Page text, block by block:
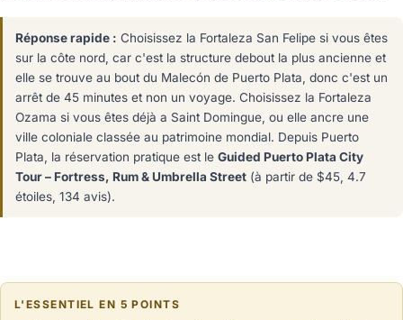
Réponse rapide : Choisissez la Fortaleza San Felipe si vous êtes
sur la côte nord, car c'est la structure debout la plus ancienne et
elle se trouve au bout du Malecón de Puerto Plata, donc c'est un
arrêt de 45 minutes et non un voyage. Choisissez la Fortaleza
Ozama si vous êtes déjà a Saint Domingue, ou elle ancre une
ville coloniale classée au patrimoine mondial. Depuis Puerto
Plata, la réservation pratique est le Guided Puerto Plata City
Tour – Fortress, Rum & Umbrella Street (à partir de $45, 4.7
étoiles, 134 avis).
L'ESSENTIEL EN 5 POINTS